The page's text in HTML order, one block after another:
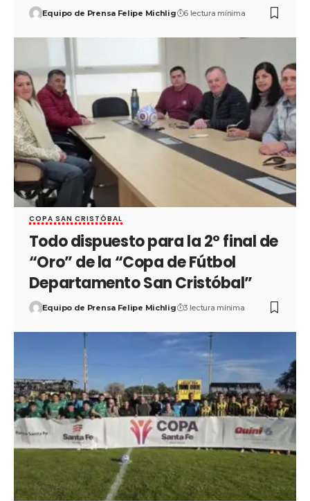
Equipo de Prensa Felipe Michlig 6 lectura mínima
COPA SAN CRISTÓBAL
Todo dispuesto para la 2° final de
“Oro” de la “Copa de Fútbol
Departamento San Cristóbal”
Equipo de Prensa Felipe Michlig 3 lectura mínima